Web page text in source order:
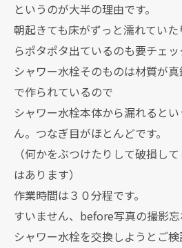
というのが大半の理由です。
朝起きても床がずっと濡れてい
らポタポタ出ているのも要チェッ
シャワー水栓そのものは材質が
で作られているので
シャワー水栓本体から漏れると
ん。つなぎ目がほとんどです。
（何かをぶつけたりして破損し
はあります）
作業時間は３０分程です。
すいません、before写真の撮影忘
シャワー水栓を交換しようとご